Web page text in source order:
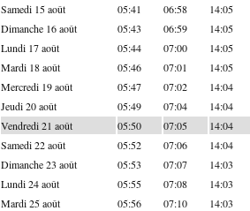
Samedi 15 août 05:41 06:58 14:05
Dimanche 16 août 05:43 06:59 14:05
Lundi 17 août 05:44 07:00 14:05
Mardi 18 août 05:46 07:01 14:05
Mercredi 19 août 05:47 07:02 14:04
Jeudi 20 août 05:49 07:04 14:04
Vendredi 21 août 05:50 07:05 14:04
Samedi 22 août 05:52 07:06 14:04
Dimanche 23 août 05:53 07:07 14:03
Lundi 24 août 05:55 07:08 14:03
Mardi 25 août 05:56 07:10 14:03